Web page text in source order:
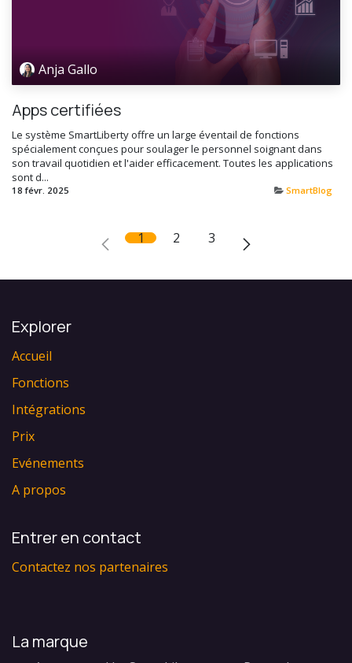
Anja Gallo
Apps certifiées
Le système SmartLiberty offre un large éventail de fonctions
spécialement conçues pour soulager le personnel soignant dans
son travail quotidien et l'aider efficacement. Toutes les applications
sont d...
18 févr. 2025 SmartBlog
1 2 3
Explorer
Accueil
Fonctions
Intégrations
Prix
Evénements
A propos
Entrer en contact
Contactez nos partenaires
La marque